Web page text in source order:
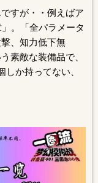
すが・・例えばア
。「全パラメータ
、知力低下無
素敵な装備品で、
か持ってない、